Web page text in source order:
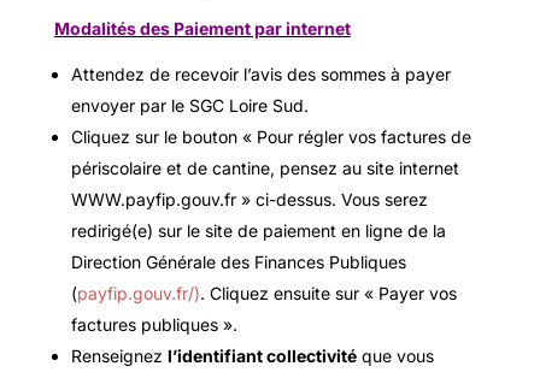
Modalités des Paiement par internet
Attendez de recevoir l’avis des sommes à payer
envoyer par le SGC Loire Sud.
Cliquez sur le bouton « Pour régler vos factures de
périscolaire et de cantine, pensez au site internet
WWW.payfip.gouv.fr » ci-dessus. Vous serez
redirigé(e) sur le site de paiement en ligne de la
Direction Générale des Finances Publiques
(payfip.gouv.fr/). Cliquez ensuite sur « Payer vos
factures publiques ».
Renseignez l’identifiant collectivitéque vous